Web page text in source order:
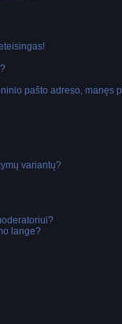
pašto adreso, manęs
variantų?
lange?